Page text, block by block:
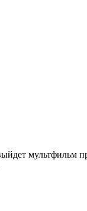
мультфильм